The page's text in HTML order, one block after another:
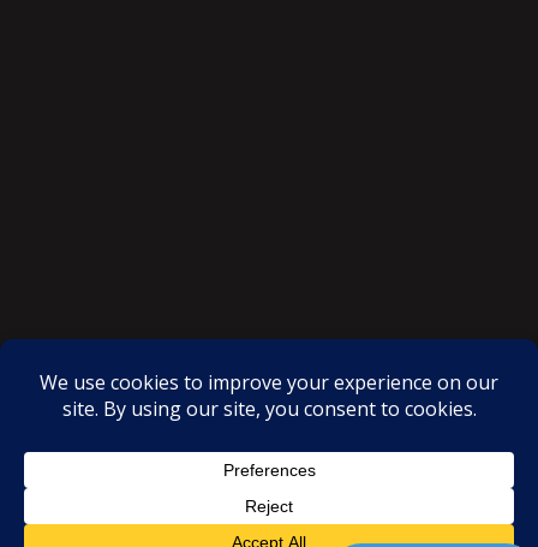
Proudly powered by WordPress |Theme: SuperMag byAcme